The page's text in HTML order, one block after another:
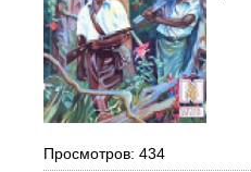
Просмотров: 434